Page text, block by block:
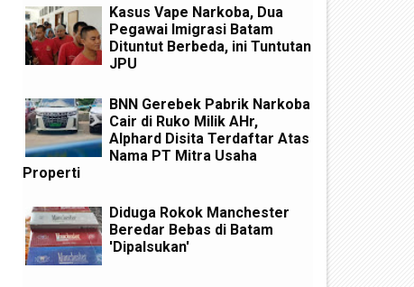
Kasus Vape Narkoba, Dua
Pegawai Imigrasi Batam
Dituntut Berbeda, ini Tuntutan
JPU
BNN Gerebek Pabrik Narkoba
Cair di Ruko Milik AHr,
Alphard Disita Terdaftar Atas
Nama PT Mitra Usaha
Properti
Diduga Rokok Manchester
Beredar Bebas di Batam
'Dipalsukan'